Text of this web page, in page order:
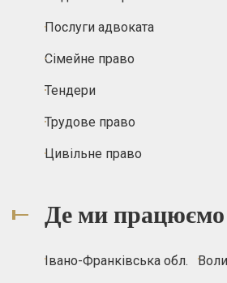
Послуги адвоката
Сімейне право
Тендери
Трудове право
Цивільне право
Де ми працюємо
Івано-Франківська обл.